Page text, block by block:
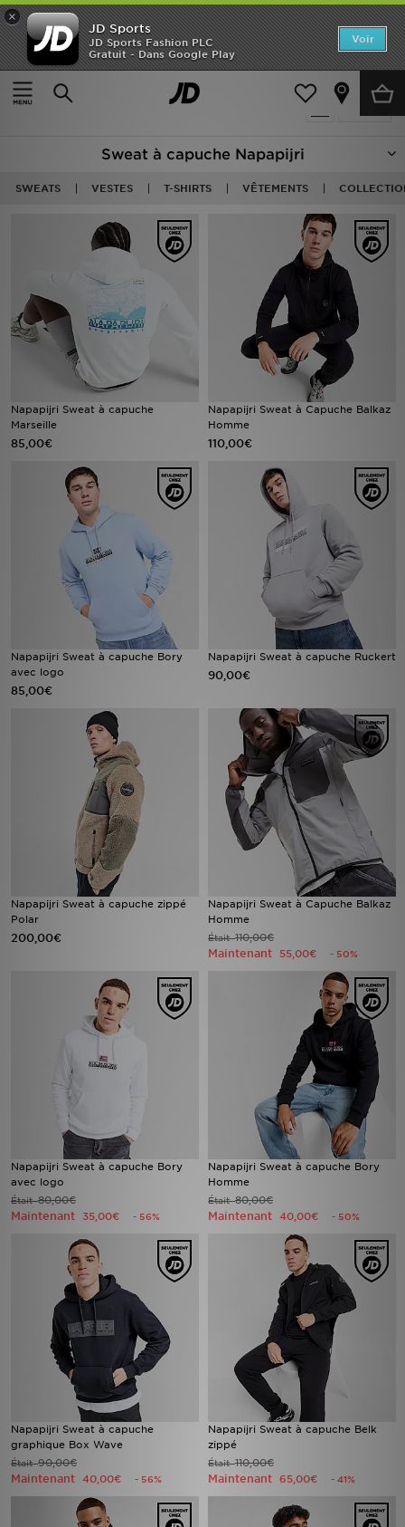
×
JD Sports
JD Sports Fashion PLC
Gratuit - Dans Google Play
Voir
Accueil
Napapijri Sweats A Capuche
Produits 13
Sweat à capuche Napapijri
SWEATS VESTES T-SHIRTS VÊTEMENTS
Napapijri Sweat à capuche
Marseille
85,00€
Napapijri Sweat à Capuche Balkaz
Homme
110,00€
Napapijri Sweat à capuche Bory
avec logo
85,00€
Napapijri Sweat à capuche Ruckert
90,00€
Napapijri Sweat à capuche zippé
Polar
200,00€
Napapijri Sweat à Capuche Balkaz
Homme
Était110,00€
Maintenant 55,00€ - 50%
Napapijri Sweat à capuche Bory
avec logo
Était80,00€
Maintenant 35,00€ - 56%
Napapijri Sweat à capuche Bory
Homme
Était80,00€
Maintenant 40,00€ - 50%
Napapijri Sweat à capuche
graphique Box Wave
Était90,00€
Maintenant 40,00€ - 56%
Napapijri Sweat à capuche Belk
zippé
Était110,00€
Maintenant 65,00€ - 41%
Accueil
Nouveautés
Enfant
Marques
Football
PROMOS
Mon JD
Suivre Ma Commande
Service client
Nos Magasins
Télécharge l'Appli